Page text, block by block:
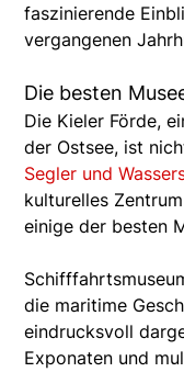
faszinierende
vergangenen
Die besten
Die Kieler Förde,
der Ostsee, ist
Segler und
kulturelles
einige der besten
die maritime
eindrucksvoll
Exponaten und